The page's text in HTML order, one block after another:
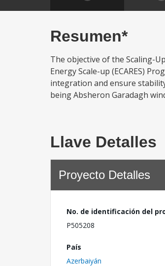
Resumen*
The objective of the Scaling-
Energy Scale-up (ECARES)
integration and ensure
being Absheron Garadagh
Llave Detalles
Proyecto Detalles
No. de identificación del
P505208
País
Azerbaiyán